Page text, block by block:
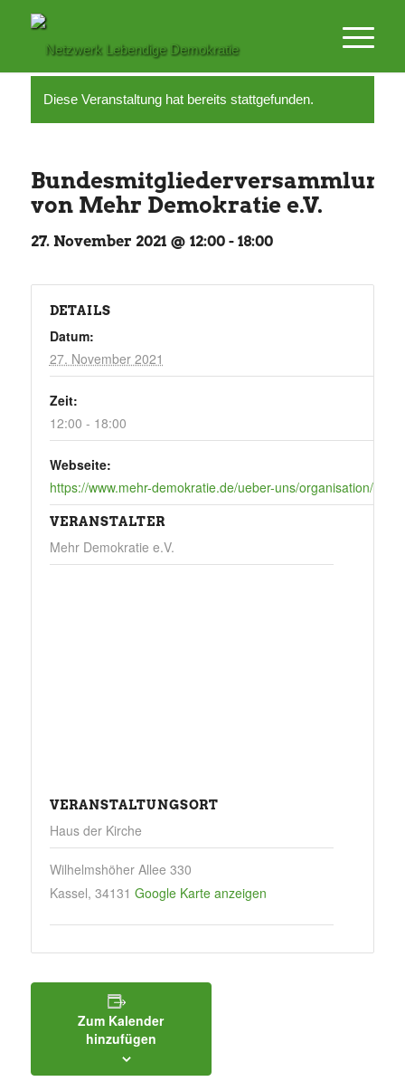
Diese Veranstaltung hat bereits stattgefunden.
Bundesmitgliederversammlung
von Mehr Demokratie e.V.
27. November 2021 @ 12:00- 18:00
DETAILS
Datum:
27. November 2021
Zeit:
12:00 - 18:00
Webseite:
https://www.mehr-demokratie.de/ueber-uns/organisation/
VERANSTALTER
Mehr Demokratie e.V.
VERANSTALTUNGSORT
Haus der Kirche
Wilhelmshöher Allee 330
Kassel, 34131 Google Karte anzeigen
Zum Kalender
hinzufügen